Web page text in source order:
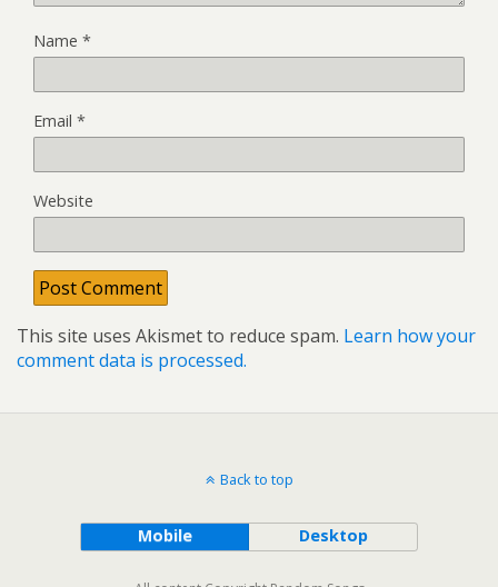
Name *
Email *
Website
This site uses Akismet to reduce spam. Learn how your
comment data is processed.
Back to top
Mobile Desktop